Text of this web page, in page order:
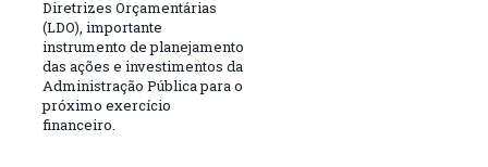
Diretrizes Orçamentárias
(LDO), importante
instrumento de planejamento
das ações e investimentos da
Administração Pública para o
próximo exercício
financeiro.